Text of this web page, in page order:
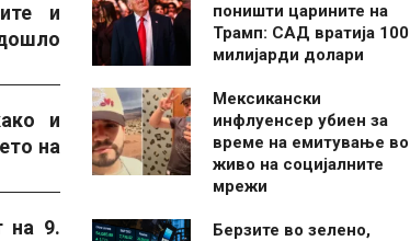
и
и
на
на 9.
поништи царините на
Трамп: САД вратија 100
милијарди долари
Мексикански
инфлуенсер убиен за
време на емитување во
живо на социјалните
мрежи
Берзите во зелено,